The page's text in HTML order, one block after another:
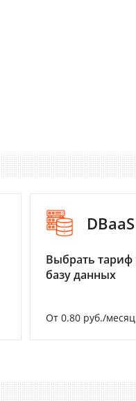
DBaaS
Выбрать
базу данных
От 0.80 руб./месяц